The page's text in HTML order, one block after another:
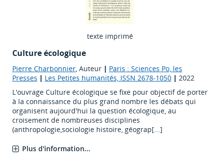
texte imprimé
Culture écologique
Pierre Charbonnier, Auteur | Paris : Sciences Po, les
Presses | Les Petites humanités, ISSN 2678-1050 | 2022
L'ouvrage Culture écologique se fixe pour objectif de porter
à la connaissance du plus grand nombre les débats qui
organisent aujourd'hui la question écologique, au
croisement de nombreuses disciplines
(anthropologie,sociologie histoire, géograp[...]
Plus d'information...